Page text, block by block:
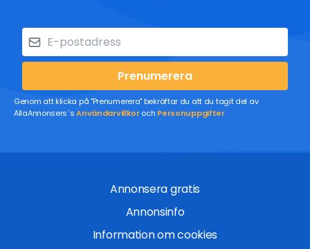
Prenumerera
Genom att klicka på "Prenumerera" bekräftar du att du tagit del av
AllaAnnonsers´sAnvändarvillkoroch Personuppgifter
Annonsera gratis
Annonsinfo
Information om cookies